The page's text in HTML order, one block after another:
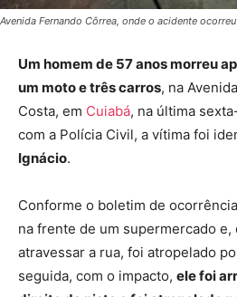
Avenida Fernando Côrrea, onde o acidente
Um homem de 57 anos morreu
um moto e três carros, na
Costa, em Cuiabá, na última
com a Polícia Civil, a vítima foi
Ignácio.
Conforme o boletim de
na frente de um supermercado e,
atravessar a rua, foi atropelado
seguida, com o impacto, ele foi